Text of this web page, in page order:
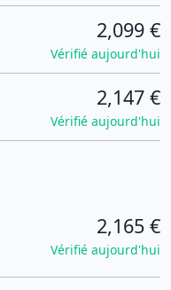
2,099 €
Vérifié aujourd'hui
2,147 €
Vérifié aujourd'hui
2,165 €
Vérifié aujourd'hui